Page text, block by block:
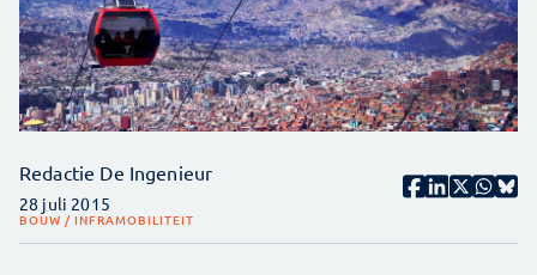
Redactie De Ingenieur
28 juli 2015
BOUW / INFRAMOBILITEIT